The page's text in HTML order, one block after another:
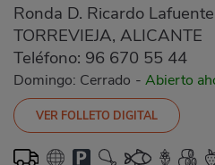
Ronda D. Ricardo
TORREVIEJA, ALICANTE
Teléfono: 96 670 55 44
Domingo: Cerrado - Abierto
VER FOLLETO DIGITAL